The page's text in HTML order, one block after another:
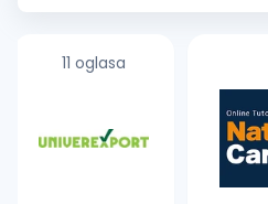
se zajed...
11 oglasa